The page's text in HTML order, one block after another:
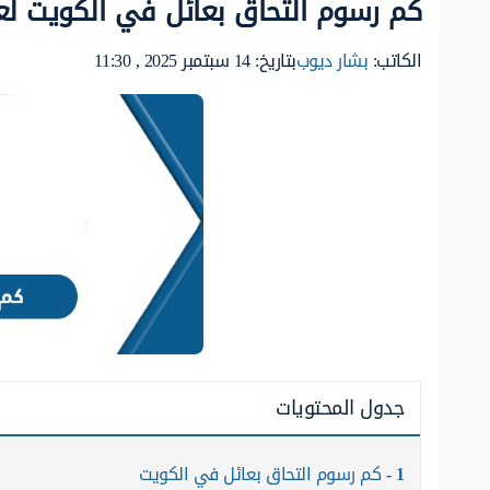
كم رسوم التحاق بعائل في الكويت لعام
الكاتب:بشار ديوببتاريخ: 14 سبتمبر 2025 , 11:30
جدول المحتويات
1 كم رسوم التحاق بعائل في الكويت